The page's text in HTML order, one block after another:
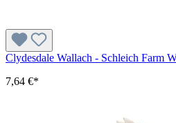
Clydesdale Wallach - Schleich Farm
7,64 €*